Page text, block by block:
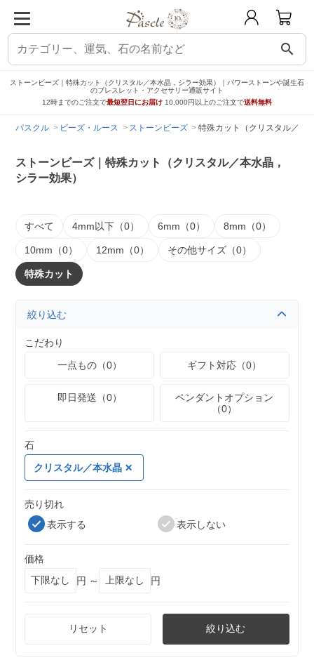
search
ストーンビーズ｜特殊カット（クリスタル／本水晶，シラー効果）｜パワーストーンや誕生石
のブレスレット・アクセサリー通販サイト
12時までのご注文で最短翌日にお届け 10,000円以上のご注文で送料無料
パスクル ビーズ・ルース ストーンビーズ 特殊カット（クリスタル／本
ストーンビーズ｜特殊カット（クリスタル／本水晶，
シラー効果）
すべて 4mm以下（0） 6mm（0） 8mm（0）
10mm（0） 12mm（0） その他サイズ（0）
特殊カット
絞り込む
こだわり
一点もの（0）
ギフト対応（0）
即日発送（0）
ペンダントオプション
（0）
石
クリスタル／本水晶
売り切れ
表示する
表示しない
価格
円 ～
円
リセット 絞り込む